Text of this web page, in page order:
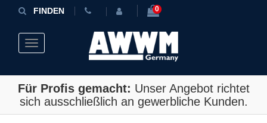
FINDEN 0
Toggle navigation
Für Profis gemacht: Unser Angebot richtet
sich ausschließlich an gewerbliche Kunden.